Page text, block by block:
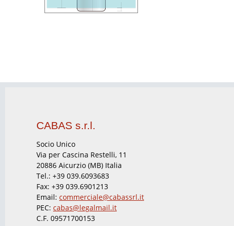
CABAS s.r.l.
Socio Unico
Via per Cascina Restelli, 11
20886 Aicurzio (MB) Italia
Tel.: +39 039.6093683
Fax: +39 039.6901213
Email: commerciale@cabassrl.it
PEC: cabas@legalmail.it
C.F. 09571700153